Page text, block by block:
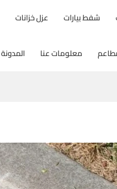
شفط بيارات عزل خزانات
معلومات عنا المدونة